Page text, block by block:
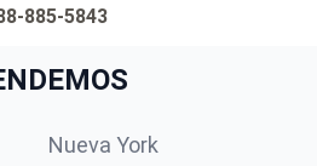
885-5843
Nueva York